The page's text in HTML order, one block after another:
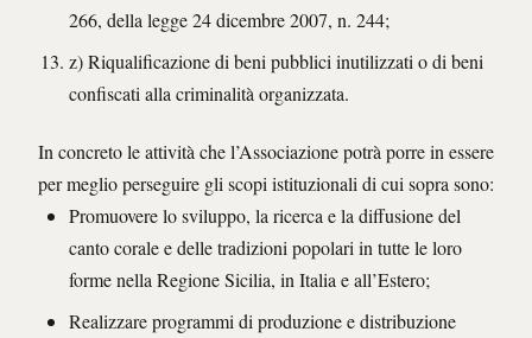
266, della legge 24 dicembre 2007, n. 244;
z) Riqualificazione di beni pubblici inutilizzati o di beni
confiscati alla criminalità organizzata.
In concreto le attività che l’Associazione potrà porre in essere
per meglio perseguire gli scopi istituzionali di cui sopra sono:
Promuovere lo sviluppo, la ricerca e la diffusione del
canto corale e delle tradizioni popolari in tutte le loro
forme nella Regione Sicilia, in Italia e all’Estero;
Realizzare programmi di produzione e distribuzione